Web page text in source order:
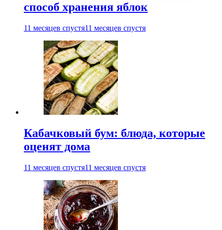
способ хранения яблок
11 месяцев спустя11 месяцев спустя
Кабачковый бум: блюда, которые
оценят дома
11 месяцев спустя11 месяцев спустя